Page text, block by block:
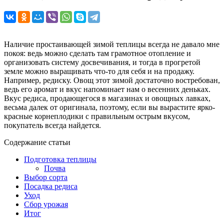
Наличие простаивающей зимой теплицы всегда не давало мне
покоя: ведь можно сделать там грамотное отопление и
организовать систему досвечивания, и тогда в прогретой
земле можно выращивать что-то для себя и на продажу.
Например, редиску. Овощ этот зимой достаточно востребован,
ведь его аромат и вкус напоминает нам о весенних деньках.
Вкус редиса, продающегося в магазинах и овощных лавках,
весьма далек от оригинала, поэтому, если вы вырастите ярко-
красные корнеплодики с правильным острым вкусом,
покупатель всегда найдется.
Содержание статьи
Подготовка теплицы
Почва
Выбор сорта
Посадка редиса
Уход
Сбор урожая
Итог